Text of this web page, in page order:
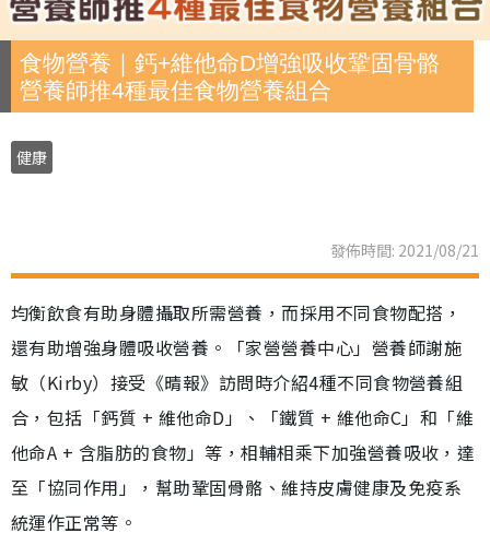
食物營養｜鈣+維他命D增強吸收鞏固骨骼
營養師推4種最佳食物營養組合
健康
發佈時間: 2021/08/21
均衡飲食有助身體攝取所需營養，而採用不同食物配搭，
還有助增強身體吸收營養。「家營營養中心」營養師謝施
敏（Kirby）接受《晴報》訪問時介紹4種不同食物營養組
合，包括「鈣質 + 維他命D」、「鐵質 + 維他命C」和「維
他命A + 含脂肪的食物」等，相輔相乘下加強營養吸收，達
至「協同作用」，幫助鞏固骨骼、維持皮膚健康及免疫系
統運作正常等。